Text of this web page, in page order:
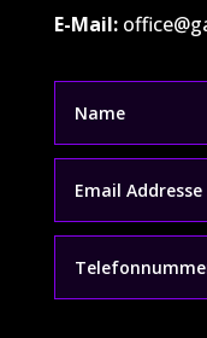
E-Mail: